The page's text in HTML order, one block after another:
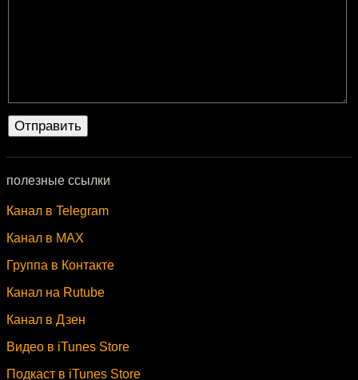
полезные ссылки
Канал в Telegram
Канал в MAX
Группа в Контакте
Канал на Rutube
Канал в Дзен
Видео в iTunes Store
Подкаст в iTunes Store